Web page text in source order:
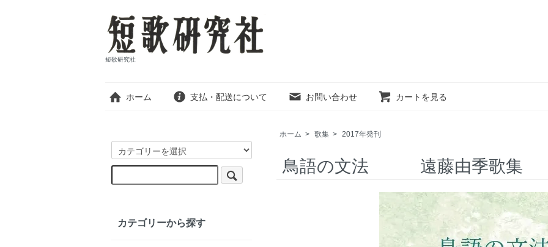
短歌研究社
ホーム 支払・配送について お問い合わせ カートを見る
ホーム > 歌集 > 2017年発刊
鳥語の文法 遠藤由季歌集
カテゴリーから探す